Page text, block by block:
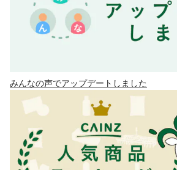
みんなの声でアップデートしました